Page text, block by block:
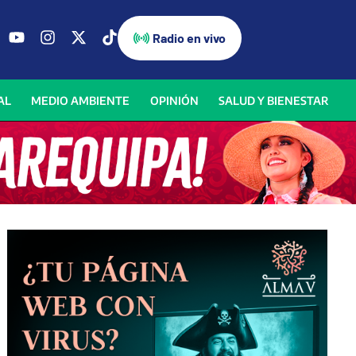
Radio en vivo
MEDIO AMBIENTE OPINIÓN SALUD Y BIENESTAR